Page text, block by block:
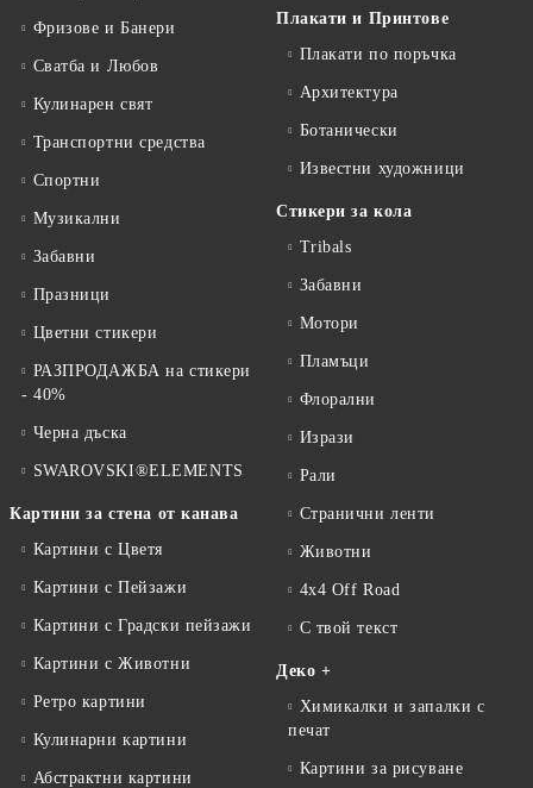
Фризове и Банери
Сватба и Любов
Кулинарен свят
Транспортни средства
Спортни
Музикални
Забавни
Празници
Цветни стикери
РАЗПРОДАЖБА на стикери
- 40%
Черна дъска
SWAROVSKI®ELEMENTS
Картини за стена от канава
Картини с Цветя
Картини с Пейзажи
Картини с Градски пейзажи
Картини с Животни
Ретро картини
Кулинарни картини
Абстрактни картини
Плакати и Принтове
Плакати по поръчка
Архитектура
Ботанически
Известни художници
Стикери за кола
Tribals
Забавни
Мотори
Пламъци
Флорални
Изрази
Рали
Странични ленти
Животни
4x4 Off Road
С твой текст
Деко +
Химикалки и запалки с
печат
Картини за рисуване